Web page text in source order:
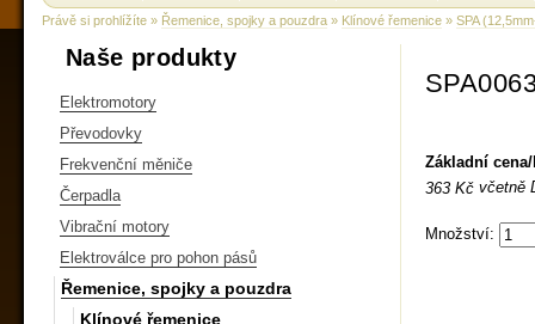
Právě si prohlížíte » Řemenice, spojky a pouzdra » Klínové řemenice » SPA
Naše produkty
Elektromotory
Převodovky
Frekvenční měniče
Čerpadla
Vibrační motory
Elektroválce pro pohon pásů
Řemenice, spojky a pouzdra
Klínové řemenice
Základní
363 Kč včetně
Množství: